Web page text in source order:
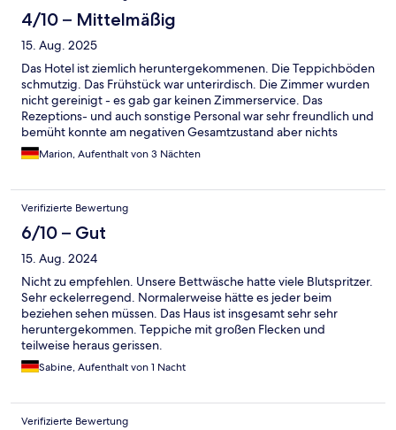
4/10 – Mittelmäßig
15. Aug. 2025
Das Hotel ist ziemlich heruntergekommenen. Die Teppichböden
schmutzig. Das Frühstück war unterirdisch. Die Zimmer wurden
nicht gereinigt - es gab gar keinen Zimmerservice. Das
Rezeptions- und auch sonstige Personal war sehr freundlich und
bemüht konnte am negativen Gesamtzustand aber nichts
andern.Marion, Aufenthalt von 3 Nächten
Verifizierte Bewertung
6/10 – Gut
15. Aug. 2024
Nicht zu empfehlen. Unsere Bettwäsche hatte viele Blutspritzer.
Sehr eckelerregend. Normalerweise hätte es jeder beim
beziehen sehen müssen. Das Haus ist insgesamt sehr sehr
heruntergekommen. Teppiche mit großen Flecken und
teilweise heraus gerissen.
Sabine, Aufenthalt von 1 Nacht
Verifizierte Bewertung